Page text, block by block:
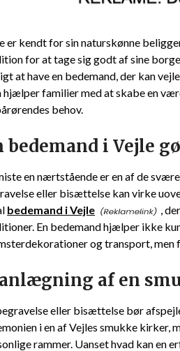
er kendt for sin naturskønne
for at tage sig godt af sine
at have en bedemand, der kan
hjælper familier med at skabe en
behov.
bedemand i Vejle
en nærtstående er en af de
eller bisættelse kan virke
bedemand i Vejle
,
En bedemand hjælper ikke
og transport, men
af en
eller bisættelse bør
i en af Vejles smukke
rammer. Uanset hvad kan en